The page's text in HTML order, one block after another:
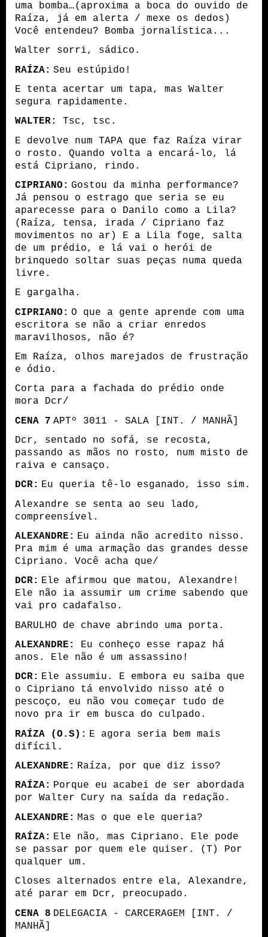
uma bomba…(aproxima a boca do ouvido de
Raíza, já em alerta / mexe os dedos)
Você entendeu? Bomba jornalística...
Walter sorri, sádico.
RAÍZA: Seu estúpido!
E tenta acertar um tapa, mas Walter
segura rapidamente.
WALTER: Tsc, tsc.
E devolve num TAPA que faz Raíza virar
o rosto. Quando volta a encará-lo, lá
está Cipriano, rindo.
CIPRIANO: Gostou da minha performance?
Já pensou o estrago que seria se eu
aparecesse para o Danilo como a Lila?
(Raíza, tensa, irada / Cipriano faz
movimentos no ar) E a Lila foge, salta
de um prédio, e lá vai o herói de
brinquedo soltar suas peças numa queda
livre.
E gargalha.
CIPRIANO: O que a gente aprende com uma
escritora se não a criar enredos
maravilhosos, não é?
Em Raíza, olhos marejados de frustração
e ódio.
Corta para a fachada do prédio onde
mora Dcr/
CENA 7 APTº 3011 - SALA [INT. / MANHÃ]
Dcr, sentado no sofá, se recosta,
passando as mãos no rosto, num misto de
raiva e cansaço.
DCR: Eu queria tê-lo esganado, isso sim .
Alexandre se senta ao seu lado,
compreensível.
ALEXANDRE: Eu ainda não acredito nisso.
Pra mim é uma armação das grandes desse
Cipriano. Você acha que/
DCR: Ele afirmou que matou, Alexandre!
Ele não ia assumir um crime sabendo que
vai pro cadafalso.
BARULHO de chave abrindo uma porta.
ALEXANDRE: Eu conheço esse rapaz há
anos. Ele não é um assassino!
DCR: Ele assumiu. E embora eu saiba que
o Cipriano tá envolvido nisso até o
pescoço, eu não vou começar tudo de
novo pra ir em busca do culpado.
RAÍZA (O.S): E agora seria bem mais
difícil.
ALEXANDRE: Raíza, por que diz isso?
RAÍZA: Porque eu acabei de ser abordada
por Walter Cury na saída da redação.
ALEXANDRE: Mas o que ele queria?
RAÍZA: Ele não, mas Cipriano. Ele pode
se passar por quem ele quiser. (T) Por
qualquer um.
Closes alternados entre ela, Alexandre,
até parar em Dcr, preocupado.
CENA 8 DELEGACIA - CARCERAGEM [INT. /
MANHÃ]